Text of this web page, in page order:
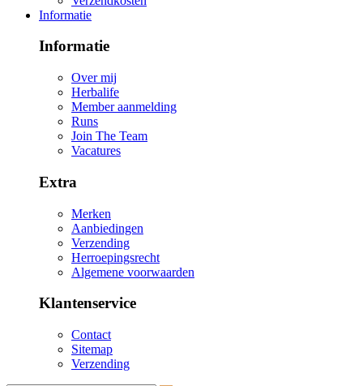
Informatie
Informatie
Over mij
Herbalife
Member aanmelding
Runs
Join The Team
Vacatures
Extra
Merken
Aanbiedingen
Verzending
Herroepingsrecht
Algemene voorwaarden
Klantenservice
Contact
Sitemap
Verzending